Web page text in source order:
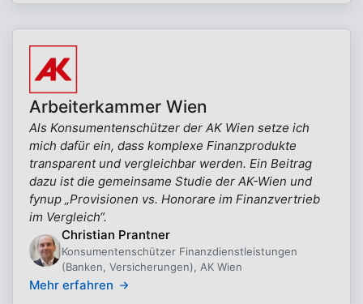
Arbeiterkammer Wien
Als Konsumentenschützer der AK Wien setze ich
mich dafür ein, dass komplexe Finanzprodukte
transparent und vergleichbar werden. Ein Beitrag
dazu ist die gemeinsame Studie der AK-Wien und
fynup „Provisionen vs. Honorare im Finanzvertrieb
im Vergleich“.
Christian Prantner
Konsumentenschützer Finanzdienstleistungen
(Banken, Versicherungen), AK Wien
Mehr erfahren